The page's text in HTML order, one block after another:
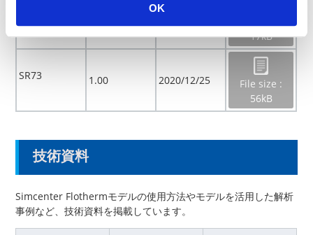
OK
17kB
SR73 1.00 2020/12/25
File size :
56kB
技術資料
Simcenter Flothermモデルの使用方法やモデルを活用した解析
事例など、技術資料を掲載しています。